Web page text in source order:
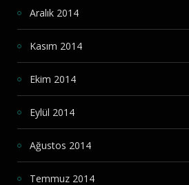
Aralık 2014
Kasım 2014
Ekim 2014
Eylül 2014
Ağustos 2014
Temmuz 2014